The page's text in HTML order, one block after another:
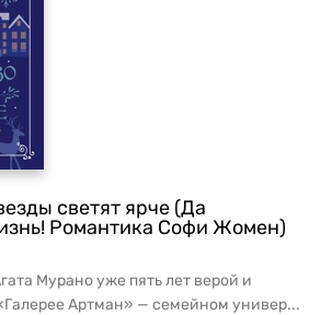
светят ярче (Да
Романтика Софи Жомен)
Мурано уже пять лет верой и
Артман» — семейном универ...